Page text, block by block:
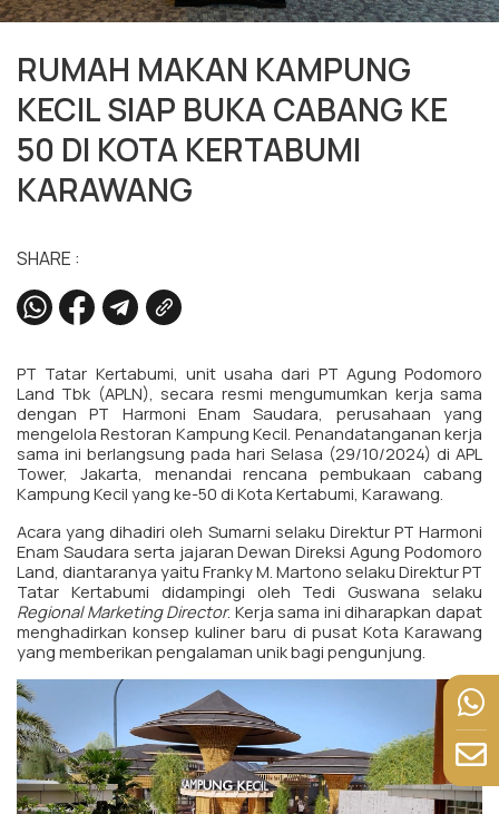
RUMAH MAKAN KAMPUNG
KECIL SIAP BUKA CABANG KE
50 DI KOTA KERTABUMI
KARAWANG
SHARE :
PT Tatar Kertabumi, unit usaha dari PT Agung Podomoro
Land Tbk (APLN), secara resmi mengumumkan kerja sama
dengan PT Harmoni Enam Saudara, perusahaan yang
mengelola Restoran Kampung Kecil. Penandatanganan kerja
sama ini berlangsung pada hari Selasa (29/10/2024) di APL
Tower, Jakarta, menandai rencana pembukaan cabang
Kampung Kecil yang ke-50 di Kota Kertabumi, Karawang.
Acara yang dihadiri oleh Sumarni selaku Direktur PT Harmoni
Enam Saudara serta jajaran Dewan Direksi Agung Podomoro
Land, diantaranya yaitu Franky M. Martono selaku Direktur PT
Tatar Kertabumi didampingi oleh Tedi Guswana selaku
Regional Marketing Director. Kerja sama ini diharapkan dapat
menghadirkan konsep kuliner baru di pusat Kota Karawang
yang memberikan pengalaman unik bagi pengunjung.